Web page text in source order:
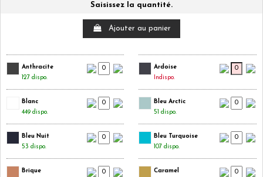
Saisissez la quantité.
Ajouter au panier
Anthracite
127 dispo.
Ardoise
Indispo.
Blanc
449 dispo.
Bleu Arctic
51 dispo.
Bleu Nuit
53 dispo.
Bleu Turquoise
107 dispo.
Brique
Caramel